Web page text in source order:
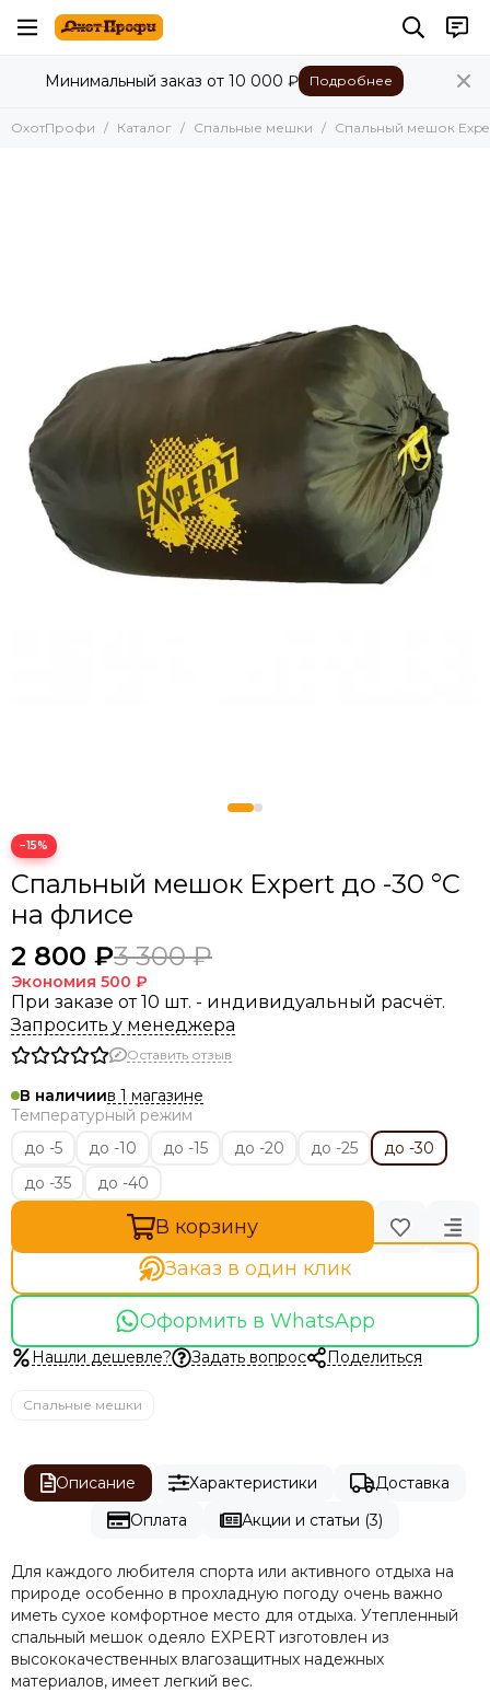
Минимальный заказ от 10 000 ₽ Подробнее
ОхотПрофи Каталог Спальные мешки Спальный мешок
−15%
Спальный мешок Expert до -30 °C
на флисе
2 800 ₽3 300 ₽
Экономия 500 ₽
При заказе от 10 шт. - индивидуальный расчёт.
Запросить у менеджера
Оставить отзыв
В наличиив 1 магазине
Температурный режим
до -5
до -10 до -15 до -20 до -25
до -30
до -35
до -40
В корзину
Заказ в один клик
Оформить в WhatsApp
Нашли дешевле? Задать вопрос Поделиться
Спальные мешки
Описание Характеристики
Доставка
Оплата
Акции и статьи (3)
Для каждого любителя спорта или активного отдыха на
природе особенно в прохладную погоду очень важно
иметь сухое комфортное место для отдыха. Утепленный
спальный мешок одеяло EXPERT изготовлен из
высококачественных влагозащитных надежных
материалов, имеет легкий вес.